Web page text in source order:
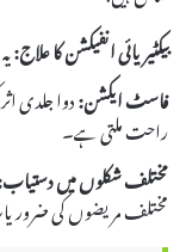
بیکٹیریائی انفیکشن کا علاج:
فاسٹ ایکشن:دوا جلدی
راحت ملتی ہے۔
مختلف شکلوں میں
مختلف مریضوں کی